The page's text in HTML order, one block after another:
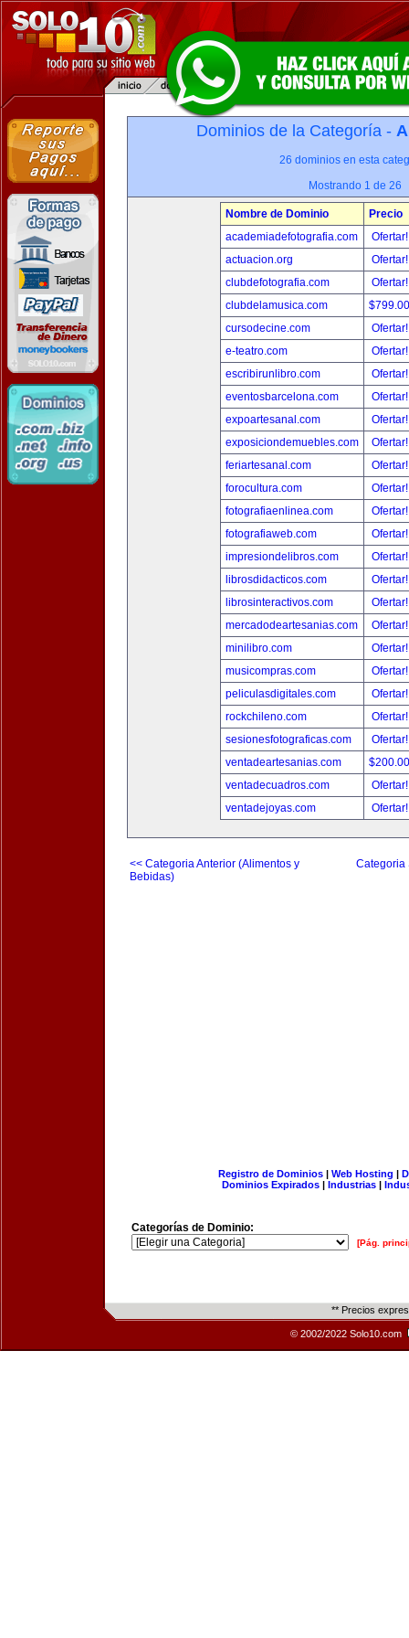
Dominios de la Categoría -
26 dominios en esta
Mostrando 1 de 26
Nombre de Dominio
Precio
academiadefotografia.com
actuacion.org
clubdefotografia.com
clubdelamusica.com
cursodecine.com
e-teatro.com
escribirunlibro.com
eventosbarcelona.com
expoartesanal.com
exposiciondemuebles.com
feriartesanal.com
forocultura.com
fotografiaenlinea.com
fotografiaweb.com
impresiondelibros.com
librosdidacticos.com
librosinteractivos.com
mercadodeartesanias.com
minilibro.com
musicompras.com
peliculasdigitales.com
rockchileno.com
sesionesfotograficas.com
ventadeartesanias.com
ventadecuadros.com
ventadejoyas.com
<< Categoria Anterior (Alimentos y
Bebidas)
Categoria
Registro de Dominios| Web Hosting |
Dominios Expirados | Industrias |
Categorías de Dominio:
[Pág.
** Precios
© 2002/2022 Solo10.com